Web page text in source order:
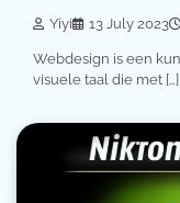
Yiyi 13 July 2023
Webdesign is een
visuele taal die met […]